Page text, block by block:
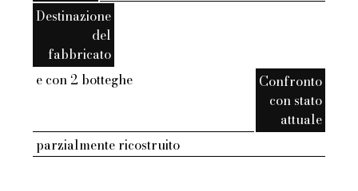
Destinazione
del
fabbricato
e con 2 botteghe
Confronto
con stato
attuale
parzialmente ricostruito